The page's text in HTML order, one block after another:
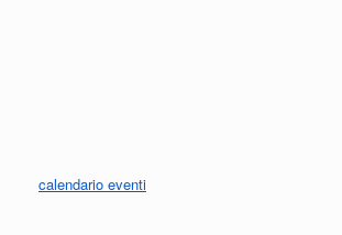
calendario eventi